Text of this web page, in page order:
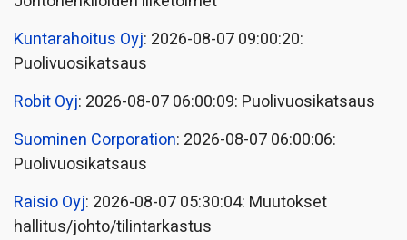
Kuntarahoitus Oyj: 2026-08-07 09:00:20:
Puolivuosikatsaus
Robit Oyj: 2026-08-07 06:00:09: Puolivuosikatsaus
Suominen Corporation: 2026-08-07 06:00:06:
Puolivuosikatsaus
Raisio Oyj: 2026-08-07 05:30:04: Muutokset
hallitus/johto/tilintarkastus